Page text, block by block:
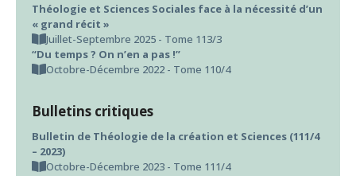
Théologie et Sciences Sociales face à la nécessité d’un
« grand récit »
Juillet-Septembre 2025 - Tome 113/3
“Du temps ? On n’en a pas !”
Octobre-Décembre 2022 - Tome 110/4
Bulletins critiques
Bulletin de Théologie de la création et Sciences (111/4
– 2023)
Octobre-Décembre 2023 - Tome 111/4